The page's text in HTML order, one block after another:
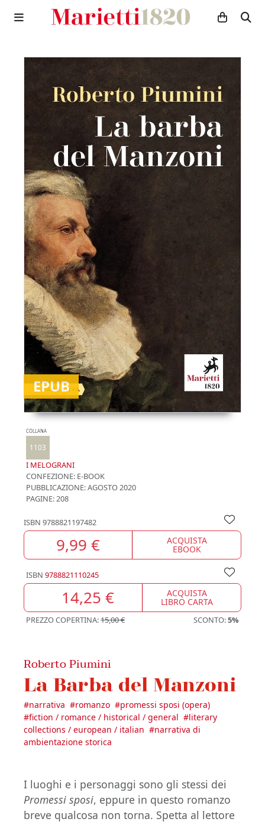
EPUB
COLLANA
1103
I MELOGRANI
CONFEZIONE: E-BOOK
PUBBLICAZIONE:AGOSTO 2020
PAGINE: 208
ISBN 9788821197482
9,99 € ACQUISTA
EBOOK
ISBN 9788821110245
14,25 € ACQUISTA
LIBRO CARTA
PREZZO COPERTINA:15,00 € SCONTO:5%
Roberto Piumini
La Barba del Manzoni
#narrativa #romanzo #promessi sposi (opera)
#fiction / romance / historical / general #literary
collections / european / italian #narrativa di
ambientazione storica
I luoghi e i personaggi sono gli stessi dei
Promessi sposi, eppure in questo romanzo
breve qualcosa non torna. Spetta al lettore